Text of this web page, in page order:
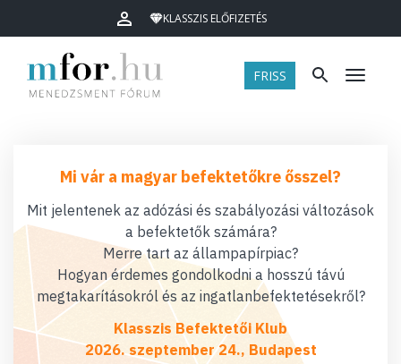
KLASSZIS ELŐFIZETÉS
FRISS Menü
Mi vár a magyar befektetőkre ősszel?
Mit jelentenek az adózási és szabályozási változások
a befektetők számára?
Merre tart az állampapírpiac?
Hogyan érdemes gondolkodni a hosszú távú
megtakarításokról és az ingatlanbefektetésekről?
Klasszis Befektetői Klub
2026. szeptember 24., Budapest